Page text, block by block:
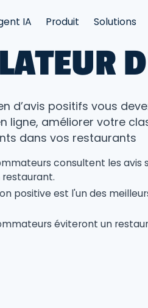
IA Produit Solutions
d’avis positifs vous
ligne, améliorer votre
dans vos restaurants
consultent les avis
restaurant.
positive est l'un des
éviteront un